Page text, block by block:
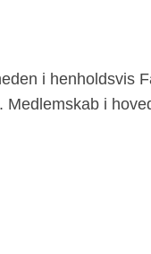
i henholdsvis
i